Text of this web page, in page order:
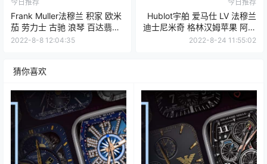
今日推荐
Frank Muller法穆兰 积家 欧米
茄 劳力士 古驰 浪琴 百达翡丽
苹果iWatch表盘Clockology可
2022-8-8 12:04:35
今日推荐
Hublot宇舶 爱马仕 LV 法穆兰
迪士尼米奇 格林汉姆苹果 阿玛
尼iWatch表盘Clockology可乐
2022-8-24 11:55:02
猜你喜欢